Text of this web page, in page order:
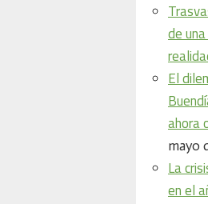
de
El
ahora
mayo
La
en el